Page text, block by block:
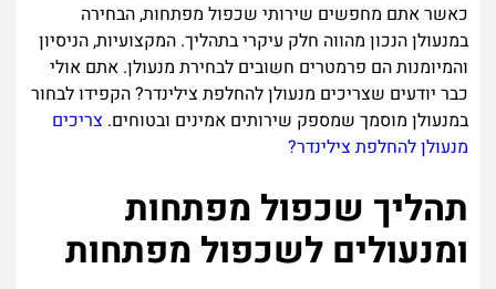
כאשר אתם מחפשים שירותי שכפול מפתחות, הבחירה
במנעולן הנכון מהווה חלק עיקרי בתהליך. המקצועיות, הניסיון
והמיומנות הם פרמטרים חשובים לבחירת מנעולן. אתם אולי
כבר יודעים שצריכים מנעולן להחלפת צילינדר? הקפידו לבחור
במנעולן מוסמך שמספק שירותים אמינים ובטוחים. צריכים
מנעולן להחלפת צילינדר?
תהליך שכפול מפתחות
ומנעולים לשכפול מפתחות